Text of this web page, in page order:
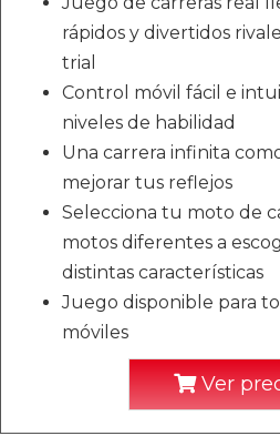
rápidos y divertidos
trial
Control móvil fácil e
niveles de habilidad
Una carrera infinita
mejorar tus reflejos
Selecciona tu moto de
motos diferentes a
distintas características
Juego disponible para
móviles
Ver